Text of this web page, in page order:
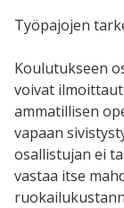
Työpajojen
Koulutukseen
voivat
ammatillisen
vapaan
osallistujan ei
vastaa itse